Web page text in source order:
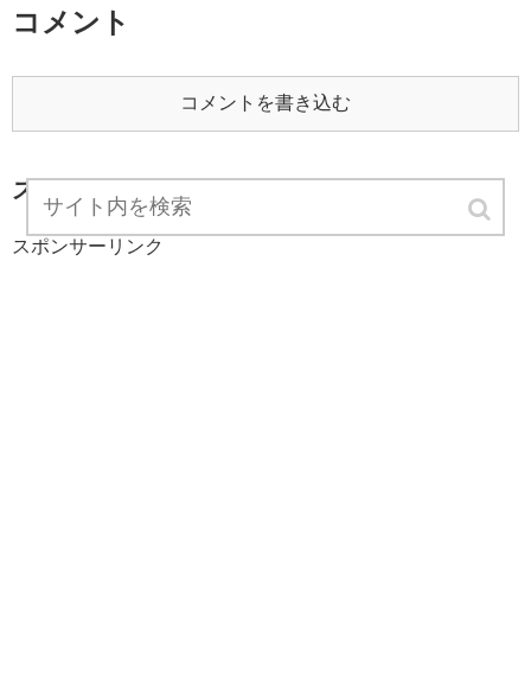
コメント
コメントを書き込む
スポンサーリンク
スポンサーリンク